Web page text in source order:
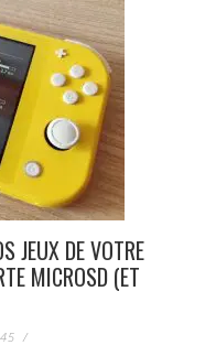
JEUX DE VOTRE
MICROSD (ET
/